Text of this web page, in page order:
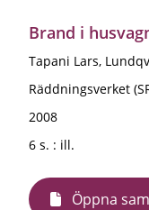
Brand i
Tapani Lars,
Räddningsverket
2008
6 s. : ill.
Öppna